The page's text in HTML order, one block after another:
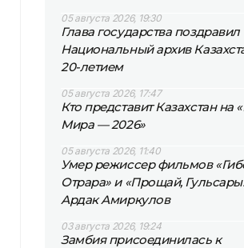
05 августа 2026, 19:30
Глава государства поздравил
Национальный архив
20-летием
05 августа 2026, 17:47
Кто представит Казахстан на
Мира — 2026»
05 августа 2026, 11:40
Умер режиссер фильмов
Отрара» и «Прощай,
Ардак Амиркулов
03 августа 2026, 19:24
Замбия присоединилась к